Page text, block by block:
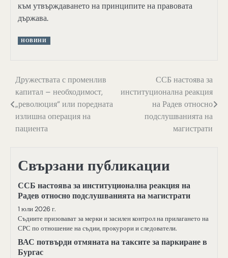
към утвърждаването на принципите на правовата
държава.
НОВИНИ
Навигация
Дружествата с променлив
капитал – необходимост,
„революция“ или поредната
излишна операция на
пациента
ССБ настоява за
институционална реакция
на Радев относно
подслушванията на
магистрати
Свързани публикации
ССБ настоява за институционална реакция на
Радев относно подслушванията на магистрати
1 юли 2026 г.
Съдиите призовават за мерки и засилен контрол на прилагането на
СРС по отношение на съдии, прокурори и следователи.
ВАС потвърди отмяната на таксите за паркиране в
Бургас